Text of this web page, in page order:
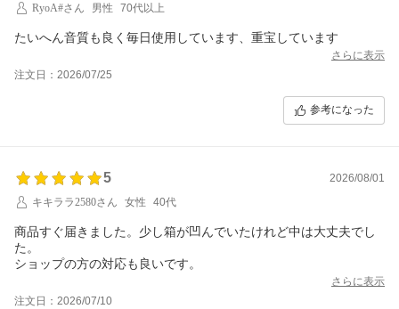
RyoA#さん
男性 70代以上
たいへん音質も良く毎日使用しています、重宝しています
さらに表示
注文日：2026/07/25
参考になった
5
2026/08/01
キキララ2580さん
女性 40代
商品すぐ届きました。少し箱が凹んでいたけれど中は大丈夫でし
た。
ショップの方の対応も良いです。
さらに表示
注文日：2026/07/10